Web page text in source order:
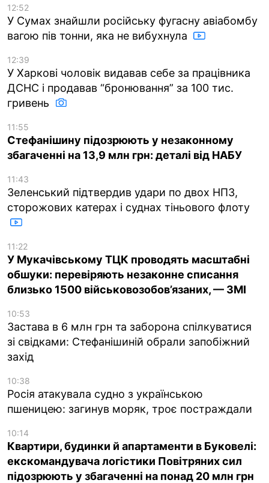
12:52
У Сумах знайшли російську фугасну авіабомбу
вагою пів тонни, яка не вибухнула
12:39
У Харкові чоловік видавав себе за працівника
ДСНС і продавав “бронювання” за 100 тис.
гривень
11:55
Стефанішину підозрюють у незаконному
збагаченні на 13,9 млн грн: деталі від НАБУ
11:43
Зеленський підтвердив удари по двох НПЗ,
сторожових катерах і суднах тіньового флоту
11:22
У Мукачівському ТЦК проводять масштабні
обшуки: перевіряють незаконне списання
близько 1500 військовозобов’язаних, — ЗМІ
10:53
Застава в 6 млн грн та заборона спілкуватися
зі свідками: Стефанішиній обрали запобіжний
захід
10:38
Росія атакувала судно з українською
пшеницею: загинув моряк, троє постраждали
10:14
Квартири, будинки й апартаменти в Буковелі:
екскомандувача логістики Повітряних сил
підозрюють у збагаченні на понад 20 млн грн